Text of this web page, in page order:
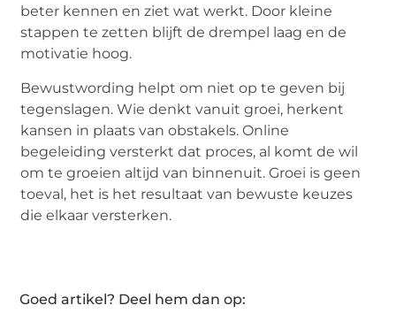
beter kennen en ziet wat werkt. Door kleine
stappen te zetten blijft de drempel laag en de
motivatie hoog.
Bewustwording helpt om niet op te geven bij
tegenslagen. Wie denkt vanuit groei, herkent
kansen in plaats van obstakels. Online
begeleiding versterkt dat proces, al komt de wil
om te groeien altijd van binnenuit. Groei is geen
toeval, het is het resultaat van bewuste keuzes
die elkaar versterken.
Goed artikel? Deel hem dan op: